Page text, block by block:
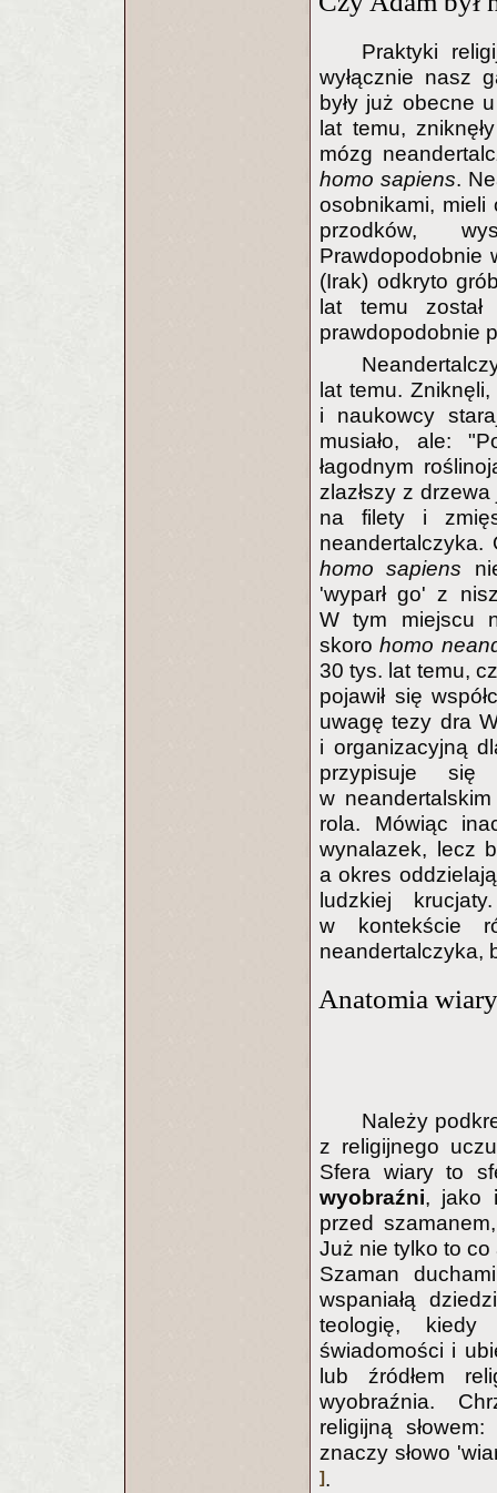
Praktyki
wyłącznie nasz
były już obecne
lat temu,
mózg
homo sapiens.
osobnikami, mieli
przodków,
Prawdopodobnie
(Irak) odkryto
lat temu został
prawdopodobnie
lat temu.
i naukowcy
musiało, ale:
łagodnym
zlazłszy z
na filety i
homo sapiens
'wyparł go' z
W tym miejscu
skorohomo
30 tys. lat temu,
pojawił się
uwagę tezy dra
i organizacyjną
przypisuje
w
rola. Mówiąc
wynalazek, lecz
a okres
ludzkiej
w kontekście
neandertalczyka,
Anatomia wiary
Należy
z religijnego
Sfera wiary to
wyobraźni, jako
przed
Już nie tylko to co
Szaman
wspaniałą
teologię, kiedy
świadomości i
lub źródłem
wyobraźnia.
religijną
znaczy słowo
].